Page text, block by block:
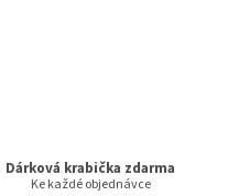
Dárková krabička zdarma
Ke každé objednávce